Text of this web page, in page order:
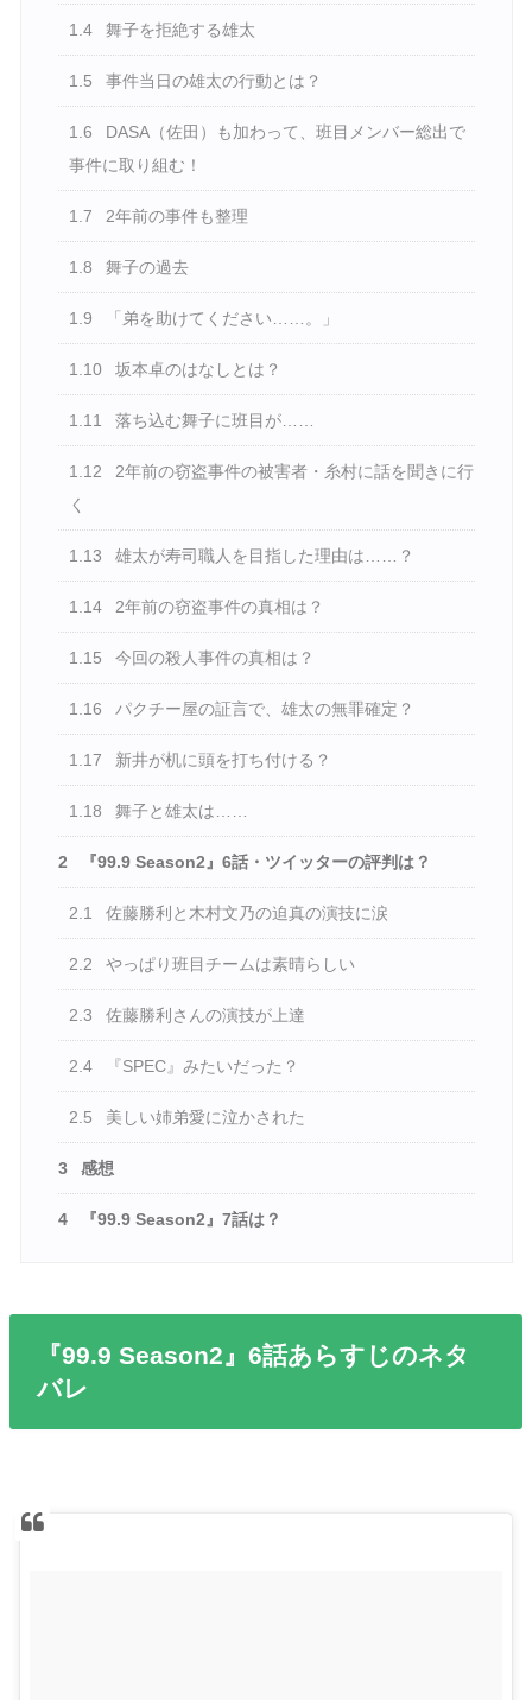
1.4 舞子を拒絶する雄太
1.5 事件当日の雄太の行動とは？
1.6
DASA（佐田）も加わって、班目メンバー総出で
事件に取り組む！
1.7 2年前の事件も整理
1.8 舞子の過去
1.9 「弟を助けてください……。」
1.10 坂本卓のはなしとは？
1.11 落ち込む舞子に班目が……
1.12
2年前の窃盗事件の被害者・糸村に話を聞きに行
く
1.13 雄太が寿司職人を目指した理由は……？
1.14 2年前の窃盗事件の真相は？
1.15 今回の殺人事件の真相は？
1.16 パクチー屋の証言で、雄太の無罪確定？
1.17 新井が机に頭を打ち付ける？
1.18 舞子と雄太は……
2 『99.9 Season2』6話・ツイッターの評判は？
2.1 佐藤勝利と木村文乃の迫真の演技に涙
2.2 やっぱり班目チームは素晴らしい
2.3 佐藤勝利さんの演技が上達
2.4 『SPEC』みたいだった？
2.5 美しい姉弟愛に泣かされた
3 感想
4 『99.9 Season2』7話は？
『99.9 Season2』6話あらすじのネタ
バレ